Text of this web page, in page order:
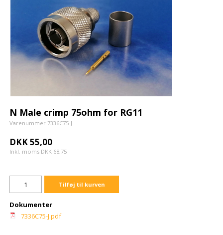
N Male crimp 75ohm for RG11
Varenummer 7336C75-J
DKK 55,00
Inkl. moms DKK 68,75
Tilføj til kurven
Dokumenter
7336C75-J.pdf